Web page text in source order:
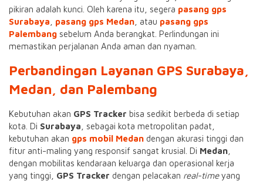
pikiran adalah kunci. Oleh karena itu, segera pasang gps
Surabaya
pasang gps Medan , atau pasang gps
Palembang sebelum Anda berangkat. Perlindungan ini
memastikan perjalanan Anda aman dan nyaman.
Perbandingan Layanan GPS Surabaya,
Medan, dan Palembang
Kebutuhan akan GPS Tracker bisa sedikit berbeda di setiap
kota. Di Surabaya , sebagai kota metropolitan padat,
kebutuhan akan gps mobil Medan dengan akurasi tinggi dan
fitur anti-maling yang responsif sangat krusial. Di Medan
dengan mobilitas kendaraan keluarga dan operasional kerja
yang tinggi, GPS Tracker dengan pelacakan real-timeyang